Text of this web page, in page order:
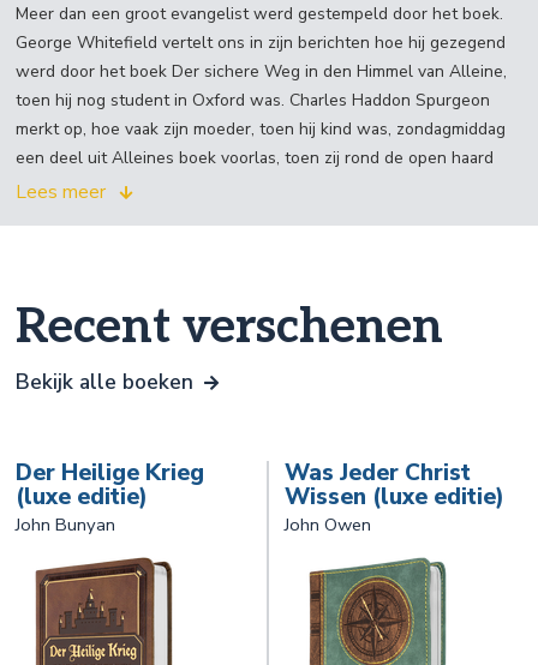
Meer dan een groot evangelist werd gestempeld door het boek.
George Whitefield vertelt ons in zijn berichten hoe hij gezegend
werd door het boek Der sichere Weg in den Himmel van Alleine,
toen hij nog student in Oxford was. Charles Haddon Spurgeon
merkt op, hoe vaak zijn moeder, toen hij kind was, zondagmiddag
een deel uit Alleines boek voorlas, toen zij rond de open haard
zaten. Toen Spurgeon van zijn zonde overtuigd werd, was het dit
ISBN: 978-3-941988-75-0
Lees meer
Recent verschenen
Bekijk alle boeken
Der Heilige Krieg
(luxe editie)
John Bunyan
Was Jeder Christ
Wissen (luxe editie)
John Owen